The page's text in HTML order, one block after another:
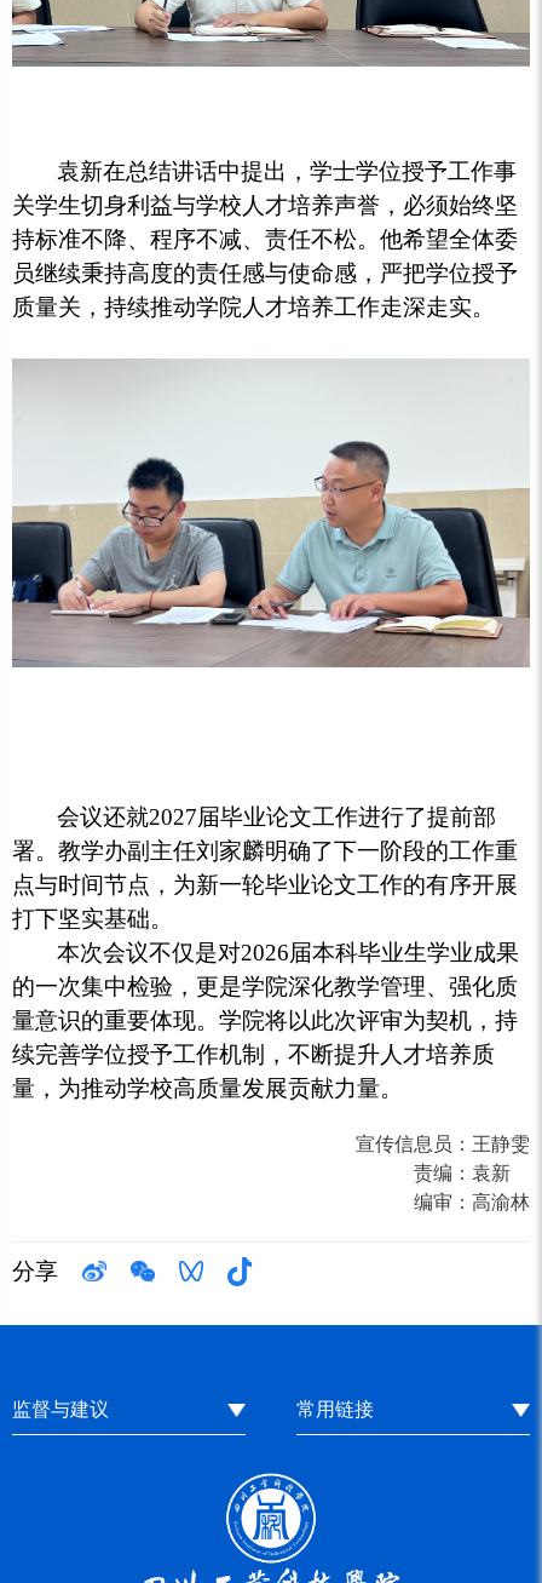
袁新在总结讲话中提出，学士学位授予工作事
关学生切身利益与学校人才培养声誉，必须始终坚
持标准不降、程序不减、责任不松。他希望全体委
员继续秉持高度的责任感与使命感，严把学位授予
质量关，持续推动学院人才培养工作走深走实。
会议还就2027届毕业论文工作进行了提前部
署。教学办副主任刘家麟明确了下一阶段的工作重
点与时间节点，为新一轮毕业论文工作的有序开展
打下坚实基础。
本次会议不仅是对2026届本科毕业生学业成果
的一次集中检验，更是学院深化教学管理、强化质
量意识的重要体现。学院将以此次评审为契机，持
续完善学位授予工作机制，不断提升人才培养质
量，为推动学校高质量发展贡献力量。
宣传信息员： 王静雯
责编： 袁新
编审： 高渝林
分享
监督与建议 常用链接